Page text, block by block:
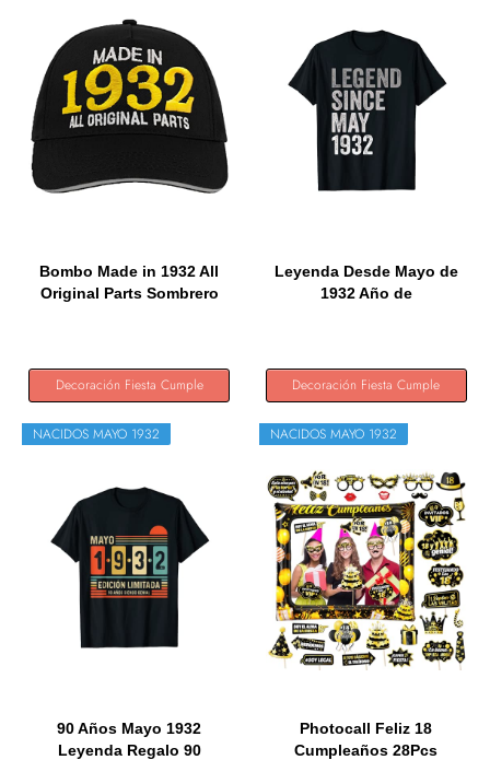
Bombo Made in 1932 All
Original Parts Sombrero
Decoración Fiesta Cumple
Leyenda Desde Mayo de
1932 Año de
Decoración Fiesta Cumple
NACIDOS MAYO 1932
90 Años Mayo 1932
Leyenda Regalo 90
NACIDOS MAYO 1932
Photocall Feliz 18
Cumpleaños 28Pcs